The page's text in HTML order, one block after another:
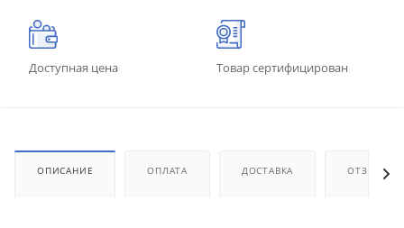
Доступная цена Товар сертифицирован
ОПИСАНИЕ ОПЛАТА ДОСТАВКА ОТЗЫВЫ